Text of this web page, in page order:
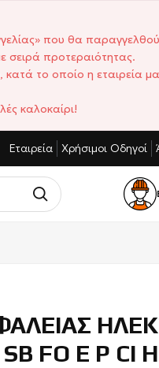
που θα
σειρά προτεραιότητας.
το οποίο η εταιρεία
καλοκαίρι!
ΤΙΜΈΣ
Εταιρεία Χρήσιμοι Οδηγοί
FO E P CI